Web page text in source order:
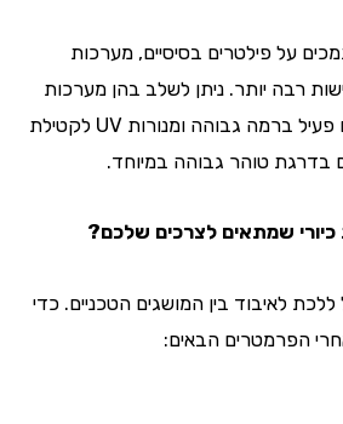
פילטרים בסיסיים, מערכות
יותר. ניתן לשלב בהן מערכות
אוסמוזה הפוכה, סנני פחם פעיל ברמה גבוהה ומנורות UV לקטילת
טוהר גבוהה במיוחד.
שמתאים לצרכים שלכם?
בין המושגים הטכניים. כדי
הבאים: